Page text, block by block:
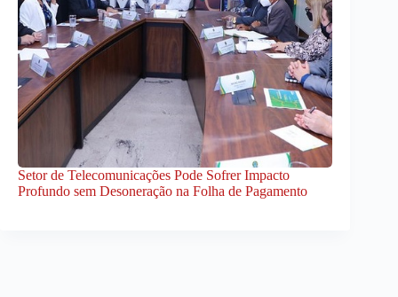
Setor de Telecomunicações Pode Sofrer Impacto
Profundo sem Desoneração na Folha de Pagamento